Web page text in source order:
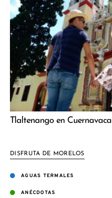
Tlaltenango en Cuernavaca
DISFRUTA DE MORELOS
AGUAS TERMALES
ANÉCDOTAS